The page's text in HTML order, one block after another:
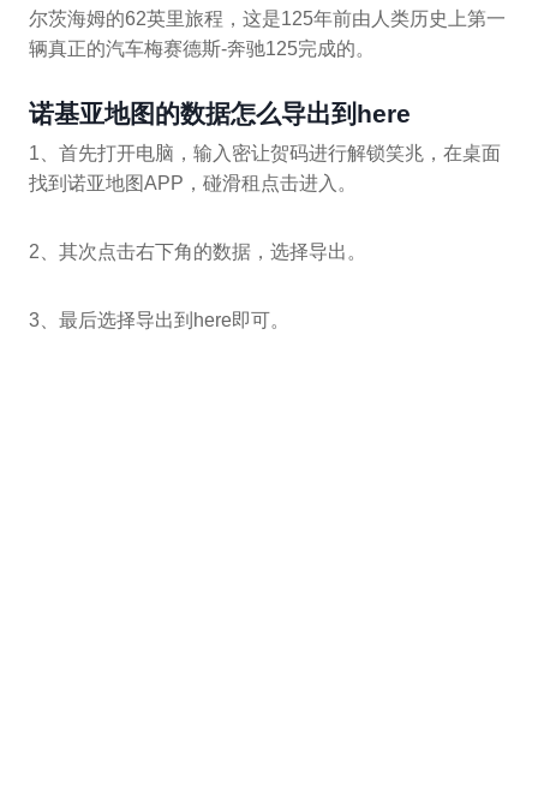
尔茨海姆的62英里旅程，这是125年前由人类历史上第一
辆真正的汽车梅赛德斯-奔驰125完成的。
诺基亚地图的数据怎么导出到here
1、首先打开电脑，输入密让贺码进行解锁笑兆，在桌面
找到诺亚地图APP，碰滑租点击进入。
2、其次点击右下角的数据，选择导出。
3、最后选择导出到here即可。